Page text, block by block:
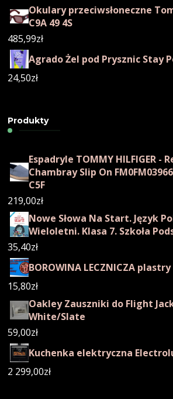
Okulary przeciwsłoneczne
C9A 49 4S
485,99zł
Agrado Żel pod Prysznic Stay
24,50zł
Produkty
Espadryle TOMMY HILFIGER -
Chambray Slip On
C5F
219,00zł
Nowe Słowa Na Start. Język
Wieloletni. Klasa 7. Szkoła
35,40zł
BOROWINA LECZNICZA
15,80zł
Oakley Zauszniki do Flight
White/Slate
59,00zł
Kuchenka elektryczna
2 299,00zł